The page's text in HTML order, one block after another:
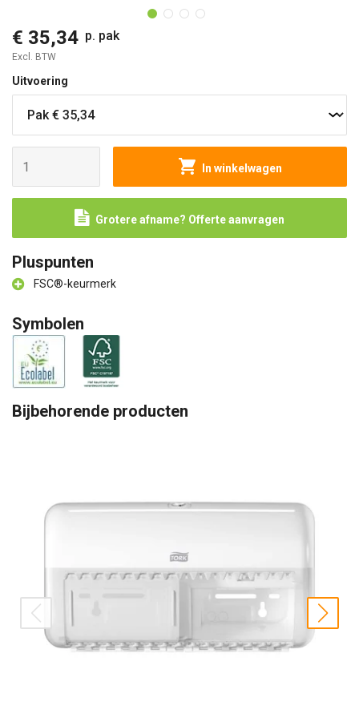
€ 35,34 p. pak
Excl. BTW
Uitvoering
In winkelwagen
Grotere afname? Offerte aanvragen
Pluspunten
FSC®-keurmerk
Symbolen
Bijbehorende producten
prev next